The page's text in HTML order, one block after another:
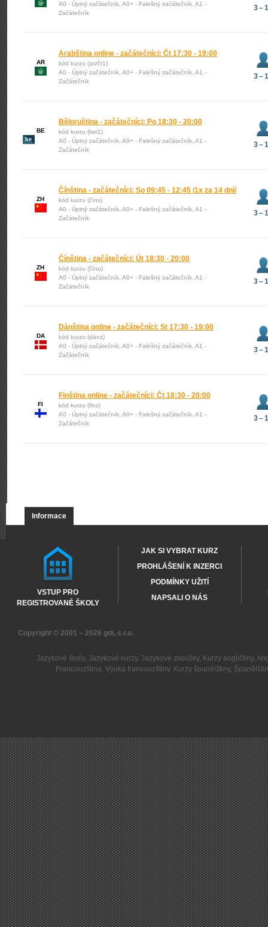
A0 - Úplný začátečník, A0+ - Falešný začátečník, A1 -
Začátečník
3 –
AR
Arabština online - začátečníci: Čt 17:30 - 19:00
kód kurzu (arzčt1)
A0 - Úplný začátečník, A0+ - Falešný začátečník, A1 -
Začátečník
3 –
BE
be
Běloruština - začátečníci: Po 18:30 - 20:00
kód kurzu (bel1)
A0 - Úplný začátečník, A0+ - Falešný začátečník, A1 -
Začátečník
3 –
ZH
Čínština - začátečníci: So 09:45 - 12:45 /1x za 14 dní/
kód kurzu (číns)
A0 - Úplný začátečník, A0+ - Falešný začátečník, A1 -
Začátečník
3 –
ZH
Čínština - začátečníci: Út 18:30 - 20:00
kód kurzu (čínu)
A0 - Úplný začátečník, A0+ - Falešný začátečník, A1 -
Začátečník
3 –
DA
Dánština online - začátečníci: St 17:30 - 19:00
kód kurzu (dánz)
A0 - Úplný začátečník, A0+ - Falešný začátečník, A1 -
Začátečník
3 –
FI
Finština online - začátečníci: Čt 18:30 - 20:00
kód kurzu (finz)
A0 - Úplný začátečník, A0+ - Falešný začátečník, A1 -
Začátečník
3 –
Informace
VSTUP PRO
REGISTROVANÉ ŠKOLY
JAK SI VYBRAT KURZ
PROHLÁŠENÍ K INZERCI
PODMÍNKY UŽITÍ
NAPSALI O NÁS
Copyright © 2001 – 2026 gdi, s.r.o.
Jazykové školy, Jazykové kurzy, Jazykové zkoušky, Kurzy angličtiny,
Francouzština,Výuka francouzštiny, Kurzy španělštiny,